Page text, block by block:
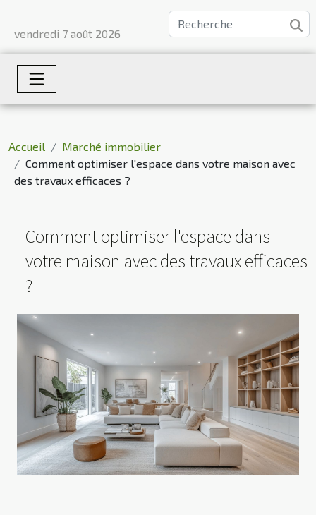
vendredi 7 août 2026
Accueil
Marché immobilier
Comment optimiser l'espace dans votre maison avec
des travaux efficaces ?
Comment optimiser l'espace dans
votre maison avec des travaux efficaces
?